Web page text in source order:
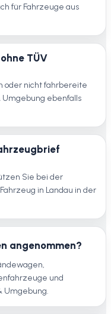
für Fahrzeuge aus
TÜV
oder nicht fahrbereite
Umgebung ebenfalls
Sie bei der
in Landau in der
angenommen?
und
Umgebung.